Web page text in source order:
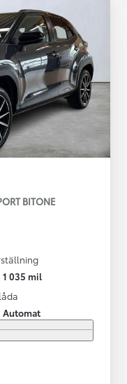
BITONE
1 035 mil
Automat